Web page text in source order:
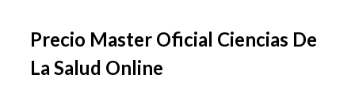
Precio Master Oficial Ciencias De
La Salud Online